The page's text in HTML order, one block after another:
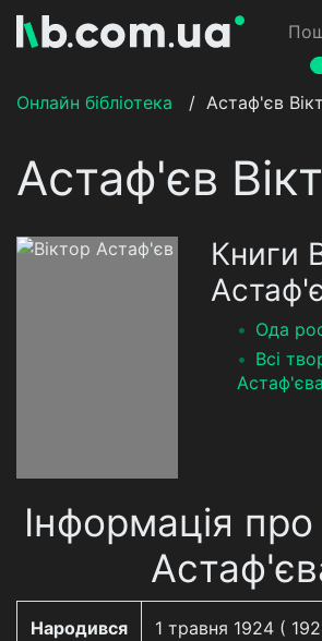
Онлайн бібліотека
/ Астаф'єв
Астаф'єв
Книги
Ода
Всі
Астаф'єва
Інформація про
Народився
1 травня 1924 (